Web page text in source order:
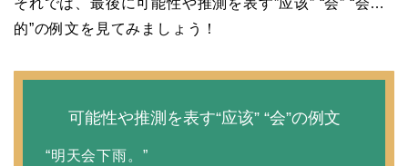
それでは、最後に可能性や推測を表す”应该” “会” “会…
的”の例文を見てみましょう！
可能性や推測を表す“应该” “会”の例文
“明天会下雨。”